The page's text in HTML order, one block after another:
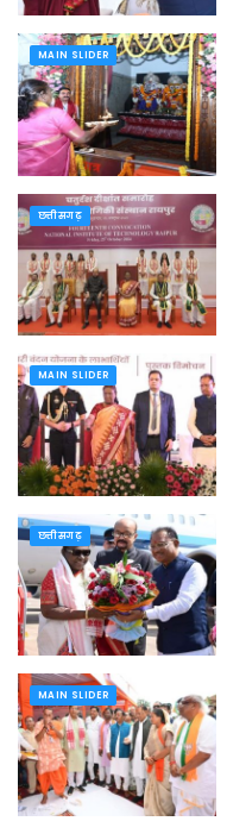
MAIN SLIDER
छत्तीसगढ़
MAIN SLIDER
छत्तीसगढ़
MAIN SLIDER